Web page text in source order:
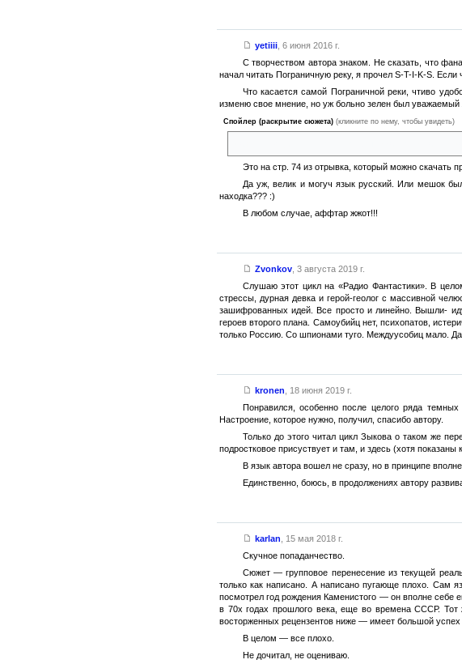
yetiiii, 6 июня 2016 г.
С творчеством автора знаком. Не сказать, что
начал читать Пограничную реку, я прочел S-T-I-K-S.
Что касается самой Пограничной реки, чтиво
изменю свое мнение, но уж больно зелен был уважаемый
Спойлер (раскрытие сюжета) (кликните по нему, чтобы увидеть)
Это на стр. 74 из отрывка, который можно скачать
Да уж, велик и могуч язык русский. Или мешок
находка??? :)
В любом случае, аффтар жжот!!!
Zvonkov, 3 августа 2019 г.
Слушаю этот цикл на «Радио Фантастики». В
стрессы, дурная девка и герой-геолог с массивной
зашифрованных идей. Все просто и линейно. Вышли-
героев второго плана. Самоубийц нет, психопатов,
только Россию. Со шпионами туго. Междуусобиц мало.
kronen
18 июня 2019 г.
Понравился, особенно после целого ряда
Настроение, которое нужно, получил, спасибо автору.
Только до этого читал цикл Зыкова о таком же
подростковое присуствует и там, и здесь (хотя
В язык автора вошел не сразу, но в принципе вполне
Единственно, боюсь, в продолжениях автору
karlan
15 мая 2018 г.
Скучное попаданчество.
Сюжет — групповое перенесение из текущей
только как написано. А написано пугающе плохо. Сам
посмотрел год рождения Каменистого — он вполне себе
в 70х годах прошлого века, еще во времена СССР.
восторженных рецензентов ниже — имеет большой успех
В целом — все плохо.
Не дочитал, не оцениваю.